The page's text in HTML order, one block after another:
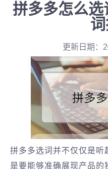
拼多多怎么
更新日期：
拼多多选词并不仅仅是听
是要能够准确展现产品的